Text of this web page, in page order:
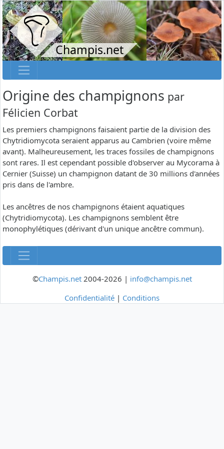
Champis.net
Origine des champignons par
Félicien Corbat
Les premiers champignons faisaient partie de la division des
Chytridiomycota seraient apparus au Cambrien (voire même
avant). Malheureusement, les traces fossiles de champignons
sont rares. Il est cependant possible d'observer au Mycorama à
Cernier (Suisse) un champignon datant de 30 millions d'années
pris dans de l'ambre.
Les ancêtres de nos champignons étaient aquatiques
(Chytridiomycota). Les champignons semblent être
monophylétiques (dérivant d'un unique ancêtre commun).
©Champis.net2004-2026 | info@champis.net
Confidentialité | Conditions